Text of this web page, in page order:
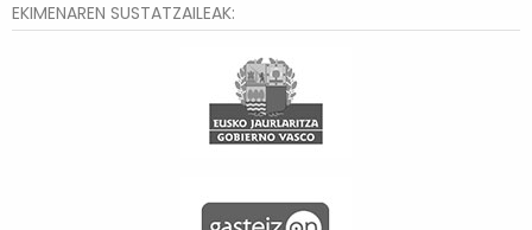
EKIMENAREN SUSTATZAILEAK: